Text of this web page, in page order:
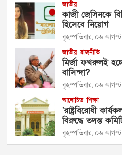
জাতীয়
কাজী জেসিনকে
হিসেবে নিয়োগ
বৃহস্পতিবার, ০৬
জাতীয় রাজনীতি
মির্জা ফখরুলই
বাসিন্দা?
বৃহস্পতিবার, ০৬
আলোচিত শিক্ষা
‘রাষ্ট্রবিরোধী
বিরুদ্ধে তদন্ত
বৃহস্পতিবার, ০৬